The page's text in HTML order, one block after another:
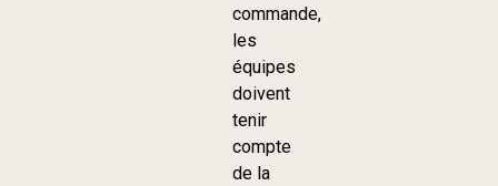
commande,
les
équipes
doivent
tenir
compte
de la